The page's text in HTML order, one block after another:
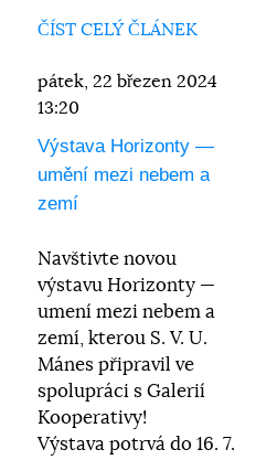
ČÍST CELÝ ČLÁNEK
pátek, 22 březen 2024
13:20
Výstava Horizonty —
umění mezi nebem a
zemí
Navštivte novou
výstavu Horizonty —
umení mezi nebem a
zemí, kterou S. V. U.
Mánes připravil ve
spolupráci s Galerií
Kooperativy!
Výstava potrvá do 16. 7.